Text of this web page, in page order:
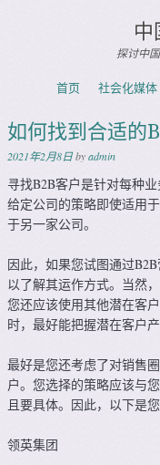
中
探讨中
Menu
Skip to content
首页 社会化媒体
如何找到合适的
2021年2月8日byadmin
寻找B2B客户是针对每种
给定公司的策略即使适用
于另一家公司。
因此，如果您试图通过
以了解其运作方式。当然
您还应该使用其他潜在客
时，最好能把握潜在客户产
最好是您还考虑了对销售
户。您选择的策略应该与
且要具体。因此，以下是
领英集团